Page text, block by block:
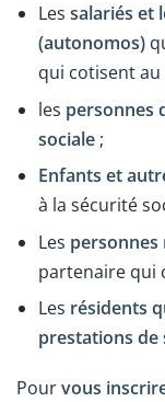
Les salariés et
(autonomos)
qui cotisent au
les personnes
sociale ;
Enfants et
à la sécurité
Les personnes
partenaire qui
Les résidents
prestations de
Pourvous